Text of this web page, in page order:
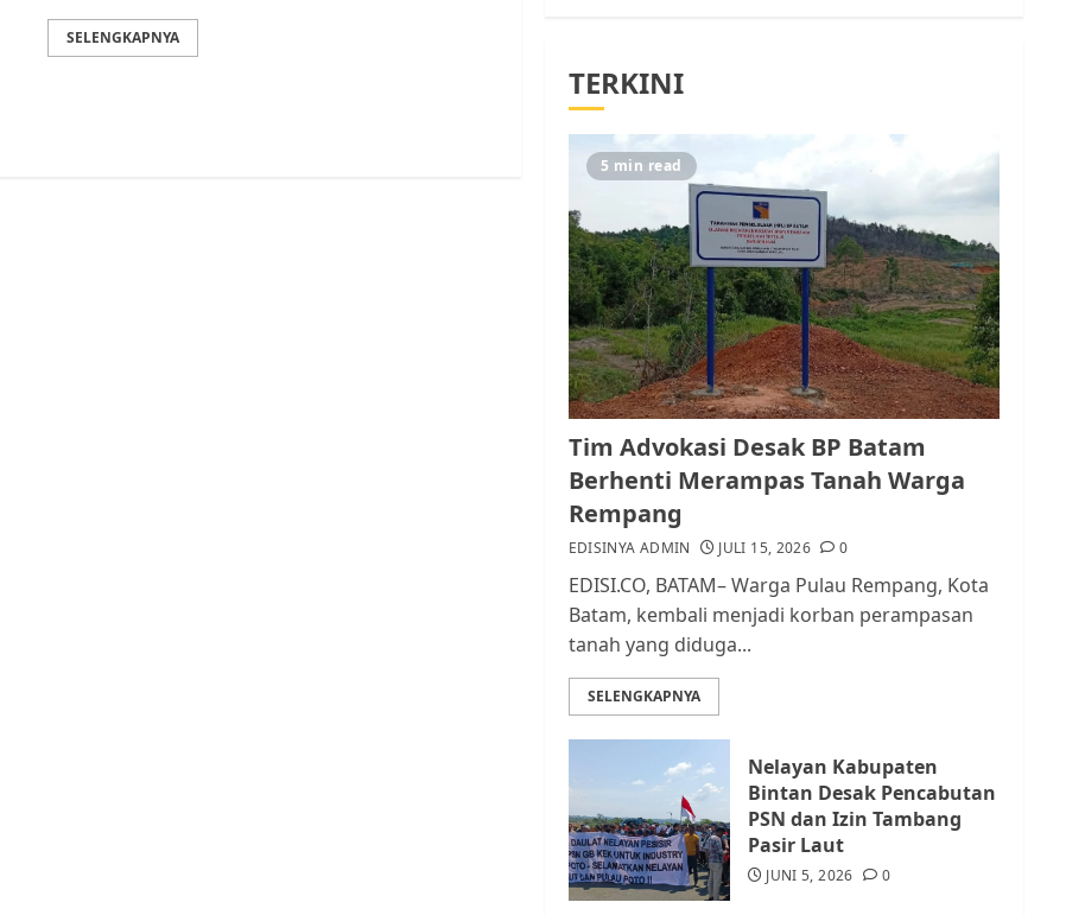
SELENGKAPNYA
5 JULI 15, 2026
1
Pemko Batam Tegaskan
RT dan RW bukan Petugas
Pendataan dan
Pemungutan Pajak
AGUSTUS 1, 2026 0
2
Kader Pajak jadi
Penghubung Pemerintah
dan Masyarakat di
Lingkungan RT/RW
3
Datangi Pemko Batam,
Warga Rempang Protes
Lahan Mereka Diambil
4
Warga Rempang Ajukan
Audiensi dengan Wali
Kota Batam, Soroti
Aktivitas yang Resahkan
Warga
TERKINI
5 min read
Tim Advokasi Desak BP Batam
Berhenti Merampas Tanah Warga
Rempang
EDISINYA ADMIN JULI 15, 2026 0
EDISI.CO, BATAM– Warga Pulau Rempang, Kota
Batam, kembali menjadi korban perampasan
tanah yang diduga...
SELENGKAPNYA
Nelayan Kabupaten
Bintan Desak Pencabutan
PSN dan Izin Tambang
Pasir Laut
JUNI 5, 2026 0